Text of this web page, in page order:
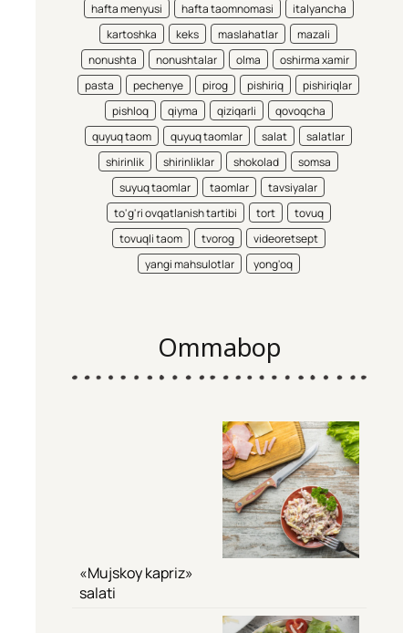
hafta menyusi
hafta taomnomasi
italyancha
kartoshka
keks maslahatlar
mazali
nonushta
nonushtalar olma
oshirma xamir
pasta
pechenye pirog pishiriq
pishiriqlar
pishloq
qiyma qiziqarli
qovoqcha
quyuq taom
quyuq taomlar salat
salatlar
shirinlik
shirinliklar shokolad
somsa
suyuq taomlar
taomlar
tavsiyalar
to'g'ri ovqatlanish tartibi
tort
tovuq
tovuqli taom
tvorog
videoretsept
yangi mahsulotlar
yong'oq
Ommabop
«Mujskoy kapriz»
salati